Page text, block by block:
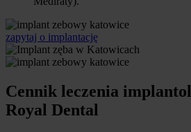
zapytaj o implantację
Cennik leczenia
Royal Dental